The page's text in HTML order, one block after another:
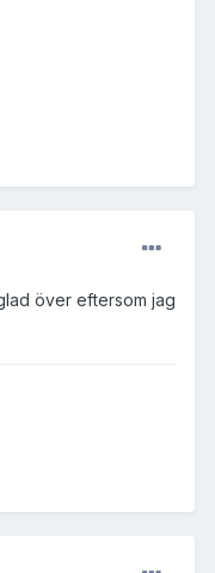
över eftersom jag